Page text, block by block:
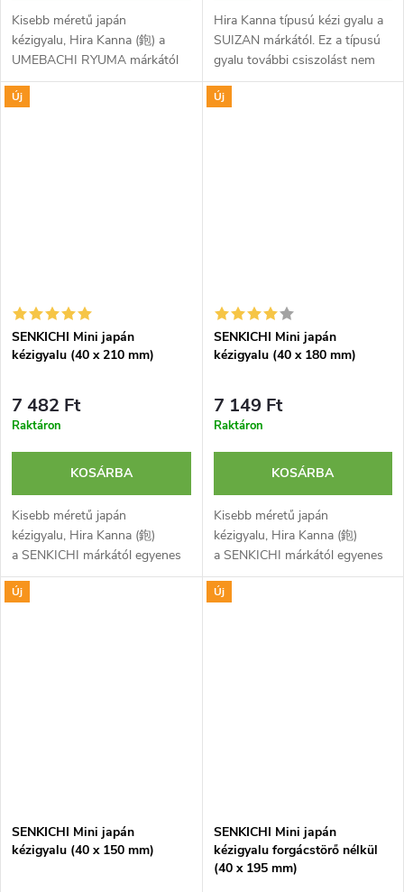
Kisebb méretű japán
kézigyalu, Hira Kanna (鉋) a
UMEBACHI RYUMA márkától
egyenes pengével fa általános
megmunkálásához,
Hira Kanna típusú kézi gyalu a
SUIZAN márkától. Ez a típusú
gyalu további csiszolást nem
igénylő, rendkívül sima felületet
garantál. Hagyományos módon,
Új
SENKICHI Mini japán
kézigyalu (40 x 210 mm)
7 482 Ft
Raktáron
KOSÁRBA
Kisebb méretű japán
kézigyalu, Hira Kanna (鉋)
a SENKICHI márkától egyenes
pengével fa általános
megmunkálásához,
Új
SENKICHI Mini japán
kézigyalu (40 x 180 mm)
7 149 Ft
Raktáron
KOSÁRBA
Kisebb méretű japán
kézigyalu, Hira Kanna (鉋)
a SENKICHI márkától egyenes
pengével fa általános
megmunkálásához,
Új
SENKICHI Mini japán
kézigyalu (40 x 150 mm)
Új
SENKICHI Mini japán
kézigyalu forgácstörő nélkül
(40 x 195 mm)